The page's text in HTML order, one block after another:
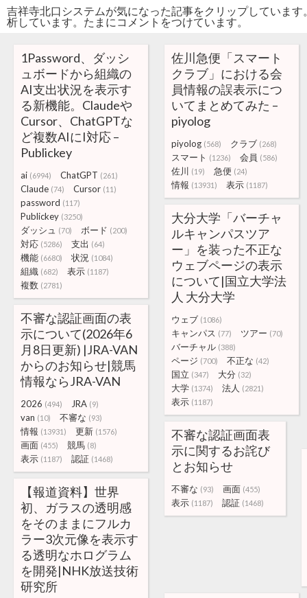
吉祥寺北口システムが気になった記事をクリップしていま
析しています。たまにコメントをつけています。
1Password、ダッシ
ュボードから組織の
AI支出状況を表示す
る新機能。Claudeや
Cursor、ChatGPTな
ど複数AIにI対応 –
Publickey
ai (6994) ChatGPT (261)
Claude (74) Cursor (11)
password (117)
Publickey (3250)
ダッシュ (70) ボード (200)
対応 (5286) 支出 (64)
機能 (6680) 状況 (1084)
組織 (682) 表示 (1187)
複数 (2781)
佐川急便「スマート
クラブ」における会
員情報の誤表示につ
いてまとめてみた –
piyolog
piyolog (568) クラブ (268)
スマート (1236) 会員 (586)
佐川 (19) 急便 (24)
情報 (13931) 表示 (1187)
大分大学「バーチャ
ルキャンパスツア
ー」を装った不正な
ウェブページの表示
について|国立大学法
人 大分大学
ウェブ (1086)
キャンパス (77) ツアー (70)
バーチャル (388)
ページ (700) 不正な (42)
国立 (347) 大分 (32)
大学 (1374) 法人 (2821)
表示 (1187)
不審な認証画面の表
示について(2026年6
月8日更新) |JRA-VAN
からのお知らせ|競馬
情報ならJRA-VAN
2026 (494) JRA (9)
van (10) 不審な (93)
情報 (13931) 更新 (1576)
画面 (455) 競馬 (8)
表示 (1187) 認証 (1468)
不審な認証画面表
示に関するお詫び
とお知らせ
不審な (93) 画面 (455)
表示 (1187) 認証 (1468)
【報道資料】世界
初、ガラスの透明感
をそのままにフルカ
ラー3次元像を表示す
る透明なホログラム
を開発|NHK放送技術
研究所